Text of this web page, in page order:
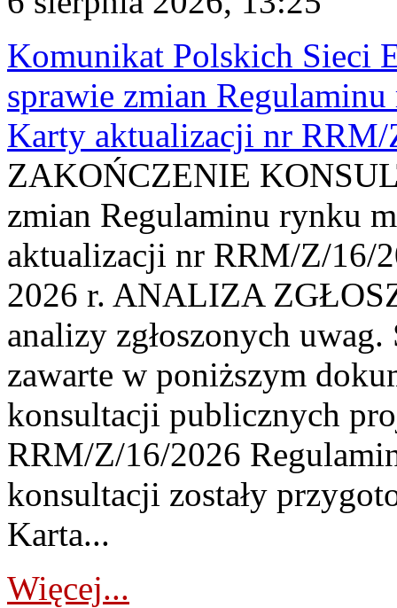
Komunikat Polskich Sieci
sprawie zmian
Karty aktualizacji nr
ZAKOŃCZENIE
zmian Regulaminu rynku
aktualizacji nr RRM/Z/16/
2026 r. ANALIZA
analizy zgłoszonych
zawarte w poniższym
konsultacji publicznych
RRM/Z/16/2026
konsultacji zostały
Karta...
Więcej...